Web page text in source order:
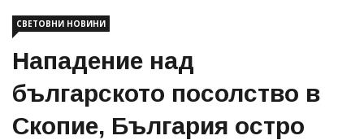
СВЕТОВНИ НОВИНИ
Нападение над
българското посолство в
Скопие, България остро